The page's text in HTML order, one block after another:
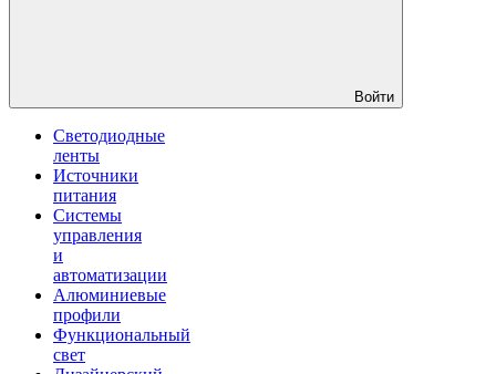
Войти
Светодиодные
ленты
Источники
питания
Системы
управления
и
автоматизации
Алюминиевые
профили
Функциональный
свет